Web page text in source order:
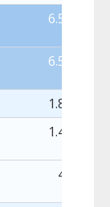
6.500,00
6.500,00
1.800,00
1.400,00
400,00